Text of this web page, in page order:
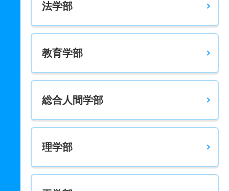
法学部
教育学部
総合人間学部
理学部